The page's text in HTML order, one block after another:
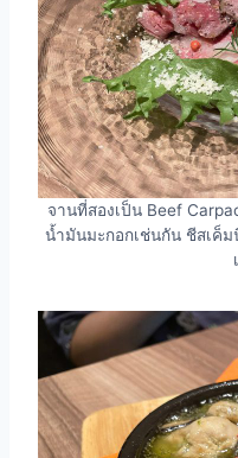
จานที่สองเป็น Beef
น้ำมันมะกอกเช่นกัน ชีสเค็